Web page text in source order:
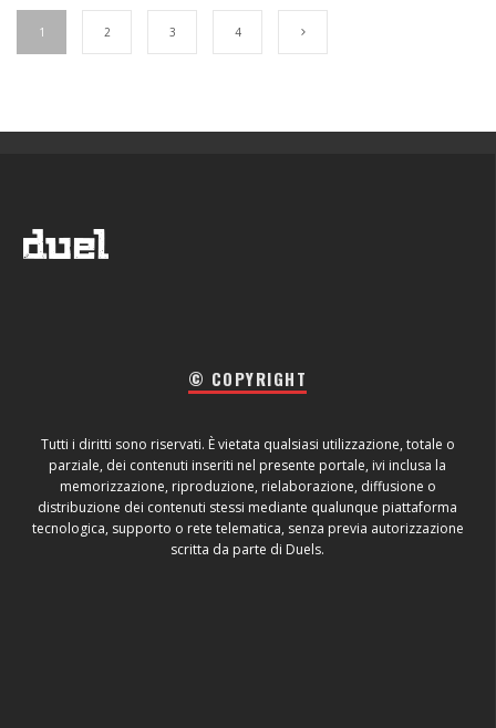
1 2 3 4
© COPYRIGHT
Tutti i diritti sono riservati. È vietata qualsiasi utilizzazione, totale o
parziale, dei contenuti inseriti nel presente portale, ivi inclusa la
memorizzazione, riproduzione, rielaborazione, diffusione o
distribuzione dei contenuti stessi mediante qualunque piattaforma
tecnologica, supporto o rete telematica, senza previa autorizzazione
scritta da parte di Duels.